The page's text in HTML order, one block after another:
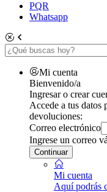
PQR
Whatsapp
Mi cuenta
Bienvenido/a
Ingresar o crear
Accede a tus datos
devoluciones:
Correo electrónico
Ingrese un correo
Continuar
Mi cuenta
Aquí podrás